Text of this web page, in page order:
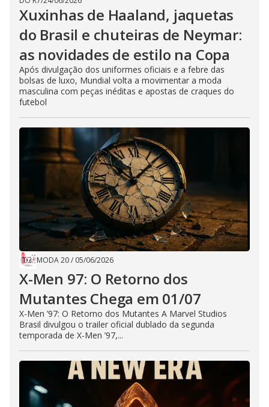
Xuxinhas de Haaland, jaquetas
do Brasil e chuteiras de Neymar:
as novidades de estilo na Copa
Após divulgação dos uniformes oficiais e a febre das
bolsas de luxo, Mundial volta a movimentar a moda
masculina com peças inéditas e apostas de craques do
futebol
MODA 20/ 05/06/2026
X-Men 97: O Retorno dos
Mutantes Chega em 01/07
X-Men ’97: O Retorno dos Mutantes A Marvel Studios
Brasil divulgou o trailer oficial dublado da segunda
temporada de X-Men ’97,...